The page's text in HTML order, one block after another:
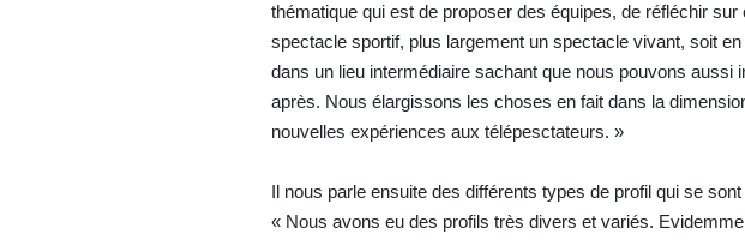
thématique qui est de proposer des équipes, de réfléchir
spectacle sportif, plus largement un spectacle vivant, soit
dans un lieu intermédiaire sachant que nous pouvons
après. Nous élargissons les choses en fait dans la
nouvelles expériences aux télépesctateurs. »
Il nous parle ensuite des différents types de profil qui se
« Nous avons eu des profils très divers et variés.